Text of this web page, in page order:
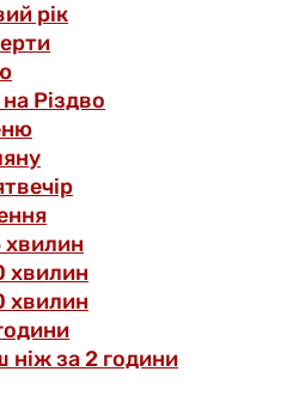
рік
Різдво
хвилин
хвилин
хвилин
ніж за 2 години